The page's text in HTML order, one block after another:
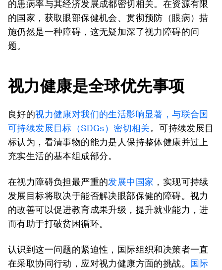
的患病率与其经济发展成都密切相关。在资源有限
的国家，获取眼部保健机会、贯彻预防（眼病）措
施仍然是一种障碍，这无疑加深了视力障碍的问
题。
视力健康是全球优先事项
良好的视力健康对我们的生活影响显著，与联合国
可持续发展目标（SDGs）密切相关。可持续发展目
标认为，看清事物的能力是人保持整体健康并过上
充实生活的基本组成部分。
在视力障碍负担最严重的发展中国家 ，实现可持续
发展目标将取决于能否解决眼部保健的障碍。视力
的改善可以促进教育成果升级，提升就业能力，进
而有助于打破贫困循环。
认识到这一问题的紧迫性，国际组织和决策者一直
在采取协同行动，应对视力健康方面的挑战。 国际